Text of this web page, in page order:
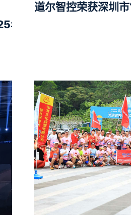
年度行业优质产品奖”
道尔智控荣获深圳